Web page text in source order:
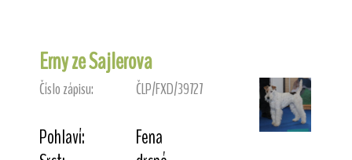
Erny ze Sajlerova
Číslo zápisu: ČLP/FXD/39727
Pohlaví:
Fena